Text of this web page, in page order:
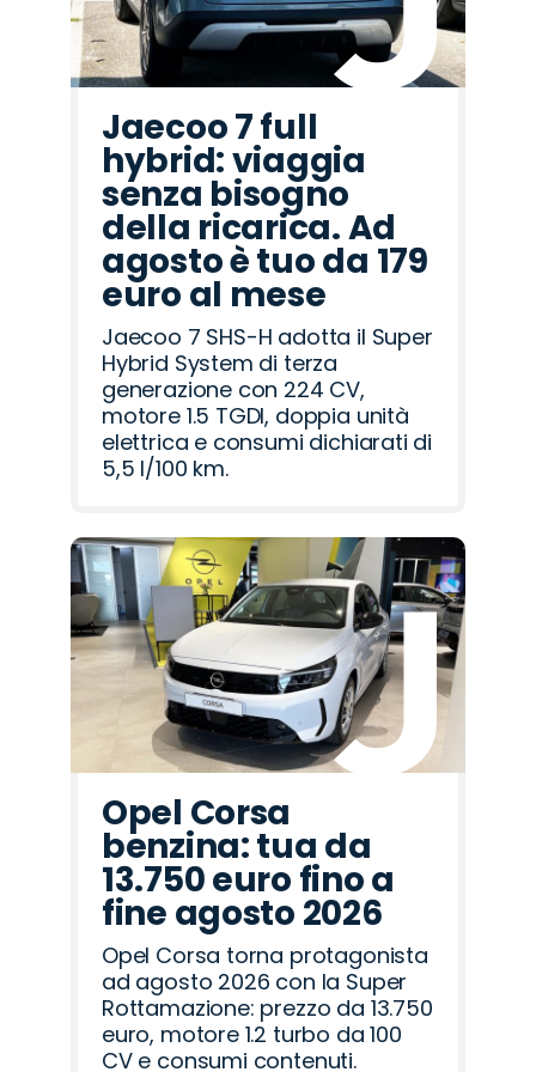
Jaecoo 7 full
hybrid: viaggia
senza bisogno
della ricarica. Ad
agosto è tuo da 179
euro al mese
Jaecoo 7 SHS-H adotta il Super
Hybrid System di terza
generazione con 224 CV,
motore 1.5 TGDI, doppia unità
elettrica e consumi dichiarati di
5,5 l/100 km.
Opel Corsa
benzina: tua da
13.750 euro fino a
fine agosto 2026
Opel Corsa torna protagonista
ad agosto 2026 con la Super
Rottamazione: prezzo da 13.750
euro, motore 1.2 turbo da 100
CV e consumi contenuti.